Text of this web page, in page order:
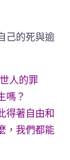
己的死與逾
人的罪
嗎？
得著自由和
，我們都能